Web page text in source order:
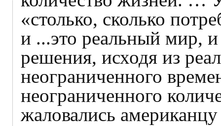
«столько, сколько
и ...это реальный мир,
решения, исходя из
неограниченного
неограниченного
жаловались